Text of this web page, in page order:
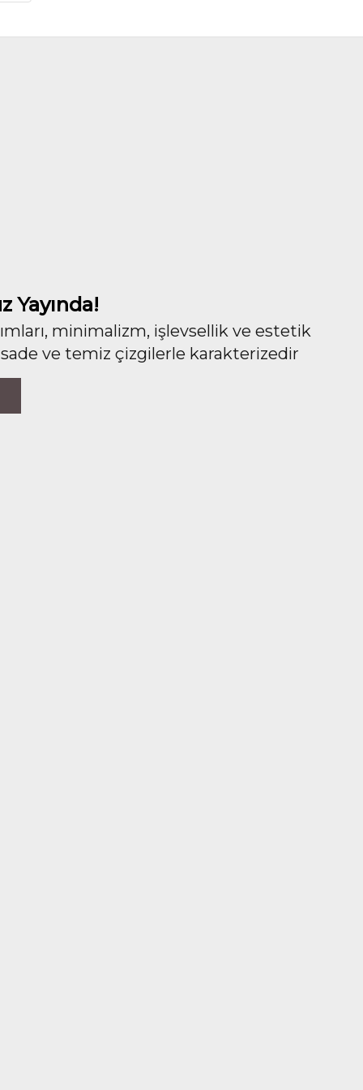
Yayında!
minimalizm, işlevsellik ve estetik
ve temiz çizgilerle karakterizedir